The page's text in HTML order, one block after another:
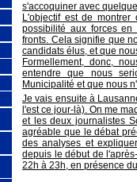
s'accoquiner avec
L'objectif est de
possibilité aux forces
fronts. Cela signifie que
candidats élus, et que
Formellement, donc,
entendre que nous
Municipalité et que nous
Je vais ensuite à
l'est ce jour-là). On me
et les deux journalistes
agréable que le débat
des analyses et
depuis le début de
22h à 23h, en présence